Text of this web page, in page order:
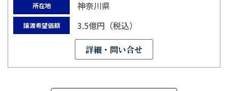
所在地 神奈川県
譲渡希望価額 3.5億円（税込）
詳細・問い合せ